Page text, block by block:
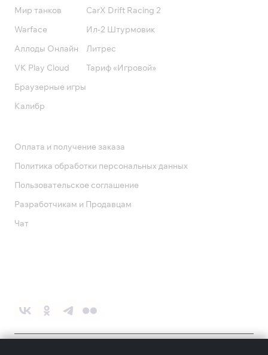
Мир танков
Warface
Аллоды Онлайн
VK Play Cloud
Браузерные игры
Калибр
CarX Drift Racing 2
Ил-2 Штурмовик
Литрес
Тариф «Игровой»
Оплата и получение заказа
Политика обработки персональных данных
Пользовательское соглашение
Разработчикам и Продавцам
Чат